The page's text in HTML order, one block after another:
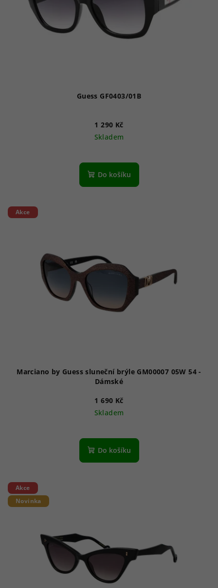
Guess GF0403/01B
1 290 Kč
Skladem
Do košíku
Akce
Marciano by Guess sluneční brýle GM00007 05W 54 -
Dámské
1 690 Kč
Skladem
Do košíku
Akce
Novinka